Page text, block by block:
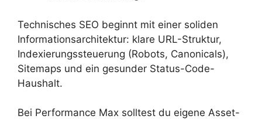
Technisches SEO beginnt mit einer soliden
Informationsarchitektur: klare URL-Struktur,
Indexierungssteuerung (Robots, Canonicals),
Sitemaps und ein gesunder Status-Code-
Haushalt.
Bei Performance Max solltest du eigene Asset-